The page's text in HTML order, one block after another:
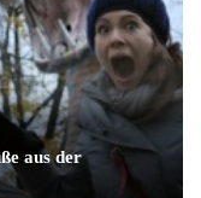
aus der